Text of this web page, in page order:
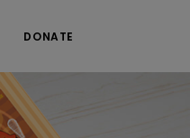
DONATE